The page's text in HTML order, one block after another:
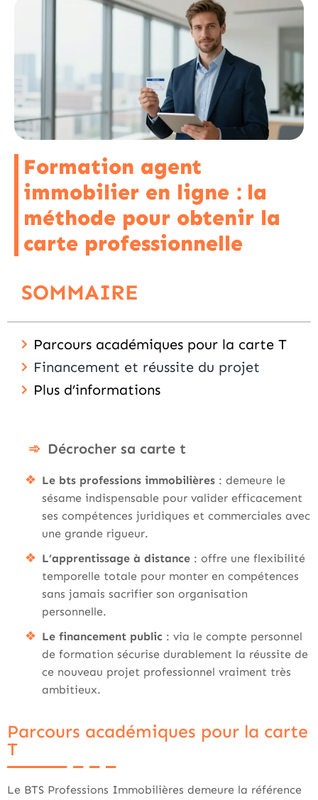
Formation agent
immobilier en ligne : la
méthode pour obtenir la
carte professionnelle
SOMMAIRE
Parcours académiques pour la carte T
Financement et réussite du projet
Plus d’informations
Décrocher sa carte t
Le bts professions immobilières : demeure le
sésame indispensable pour valider efficacement
ses compétences juridiques et commerciales avec
une grande rigueur.
L’apprentissage à distance : offre une flexibilité
temporelle totale pour monter en compétences
sans jamais sacrifier son organisation
personnelle.
Le financement public : via le compte personnel
de formation sécurise durablement la réussite de
ce nouveau projet professionnel vraiment très
ambitieux.
Parcours académiques pour la carte
T
Le BTS Professions Immobilières demeure la référence